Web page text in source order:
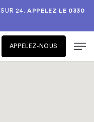
SUR 24.APPELEZ LE 0330
APPELEZ-NOUS